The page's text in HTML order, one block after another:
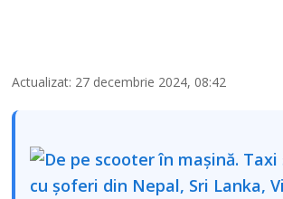
Actualizat: 27 decembrie 2024, 08:42